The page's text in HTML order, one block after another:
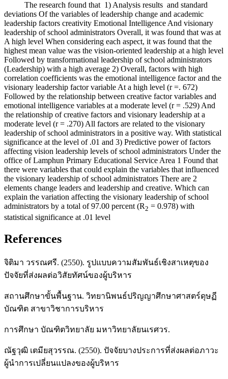
The research found that 1) Analysis results and standard
deviations Of the variables of leadership change and academic
leadership factors creativity Emotional Intelligence And visionary
leadership of school administrators Overall, it was found that was at
A high level When considering each aspect, it was found that the
highest mean value was the vision-oriented leadership at a high level
Followed by transformational leadership of school administrators
(Leadership) with a high average 2) Overall, factors with high
correlation coefficients was the emotional intelligence factor and the
visionary leadership factor variable At a high level (r =. 672)
Followed by the relationship between creative factor variables and
emotional intelligence variables at a moderate level (r = .529) And
the relationship of creative factors and visionary leadership at a
moderate level (r = .270) All factors are related to the visionary
leadership of school administrators in a positive way. With statistical
significance at the level of .01 and 3) Predictive power of factors
affecting vision leadership levels of school administrators Under the
office of Lamphun Primary Educational Service Area 1 Found that
there were variables that could explain the variables that influenced
the visionary leadership of school administrators There are 2
elements change leaders and leadership and creative. Which can
explain the variation affecting the visionary leadership of school
administrators by a total of 97.00 percent (R2 = 0.978) with
statistical significance at .01 level
References
จิติมา วรรณศรี. (2550). รูปแบบความสัมพันธ์เชิงสาเหตุของ
ปัจจัยที่ส่งผลต่อวิสัยทัศน์ของผู้บริหาร
สถานศึกษาขั้นพื้นฐาน. วิทยานิพนธ์ปริญญาศึกษาศาสตร์ดุษฏี
บัณฑิต สาขาวิชาการบริหาร
การศึกษา บัณฑิตวิทยาลัย มหาวิทยาลัยนเรศวร.
ณัฐวุฒิ เตมียสุวรรณ. (2550). ปัจจัยบางประการที่ส่งผลต่อภาวะ
ผู้นำการเปลี่ยนแปลงของผู้บริหาร